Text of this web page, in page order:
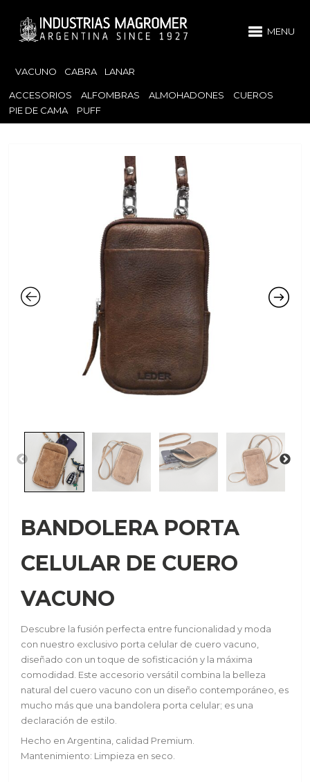
MENU
VACUNO CABRA LANAR
ACCESORIOS ALFOMBRAS ALMOHADONES
CUEROS
PIE DE CAMA
PUFF
BANDOLERA PORTA
CELULAR DE CUERO
VACUNO
Descubre la fusión perfecta entre funcionalidad y moda
con nuestro exclusivo porta celular de cuero vacuno,
diseñado con un toque de sofisticación y la máxima
comodidad. Este accesorio versátil combina la belleza
natural del cuero vacuno con un diseño contemporáneo, es
mucho más que una bandolera porta celular; es una
declaración de estilo.
Hecho en Argentina, calidad Premium.
Mantenimiento: Limpieza en seco.